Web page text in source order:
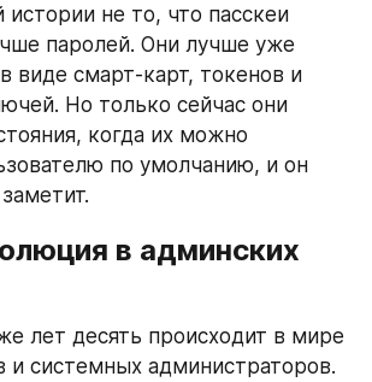
истории не то, что пасскеи
паролей. Они лучше уже
виде смарт-карт, токенов и
Но только сейчас они
когда их можно
по умолчанию, и он
в админских
лет десять происходит в мире
и системных администраторов.